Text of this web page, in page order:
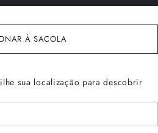
À SACOLA
sua localização para descobrir